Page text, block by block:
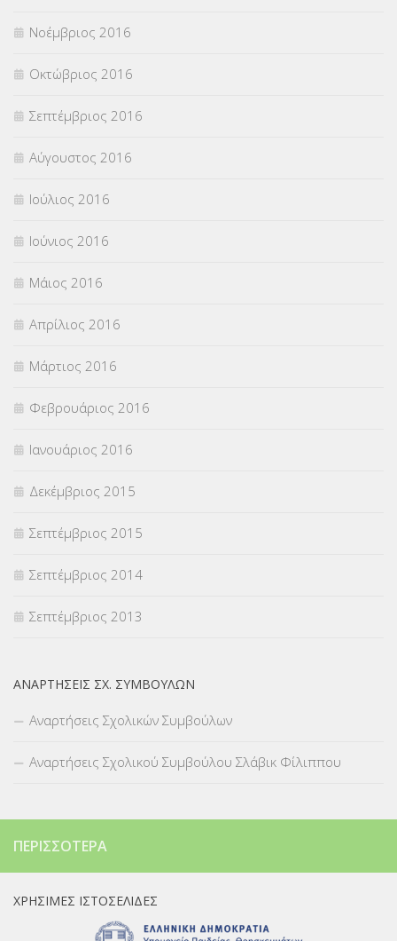
Νοέμβριος 2016
Οκτώβριος 2016
Σεπτέμβριος 2016
Αύγουστος 2016
Ιούλιος 2016
Ιούνιος 2016
Μάιος 2016
Απρίλιος 2016
Μάρτιος 2016
Φεβρουάριος 2016
Ιανουάριος 2016
Δεκέμβριος 2015
Σεπτέμβριος 2015
Σεπτέμβριος 2014
Σεπτέμβριος 2013
ΑΝΑΡΤΉΣΕΙΣ ΣΧ. ΣΥΜΒΟΎΛΩΝ
Αναρτήσεις Σχολικών Συμβούλων
Αναρτήσεις Σχολικού Συμβούλου Σλάβικ Φίλιππου
ΠΕΡΙΣΣΌΤΕΡΑ
ΧΡΉΣΙΜΕΣ ΙΣΤΟΣΕΛΊΔΕΣ